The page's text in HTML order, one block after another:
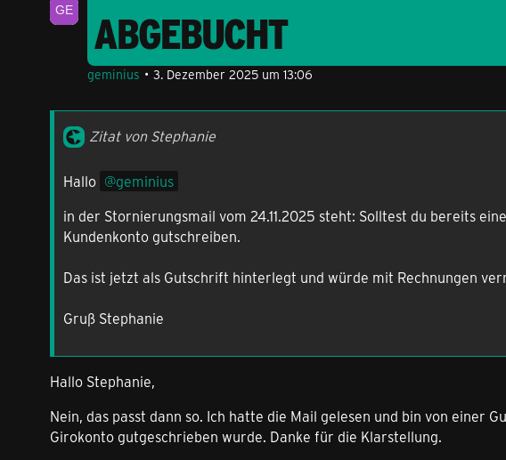
ABGEBUCHT
geminius 3. Dezember 2025 um 13:06
Zitat von Stephanie
Hallo
geminius
in der Stornierungsmail vom 24.11.2025 steht: Solltest du bereits
Kundenkonto gutschreiben.
Das ist jetzt als Gutschrift hinterlegt und würde mit Rechnungen
Gruß Stephanie
Hallo Stephanie,
Nein, das passt dann so. Ich hatte die Mail gelesen und bin von
Girokonto gutgeschrieben wurde. Danke für die Klarstellung.